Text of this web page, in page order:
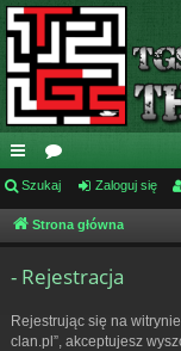
ię
ce
or
a
Szukaj Zaloguj się
Strona główna
- Rejestracja
Rejestrując się na witrynie
clan.pl”, akceptujesz